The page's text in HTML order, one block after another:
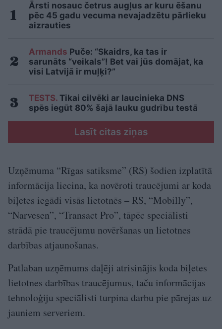
Ārsti nosauc četrus augļus ar kuru ēšanu
pēc 45 gadu vecuma nevajadzētu pārlieku
aizrauties
Armands Puče: “Skaidrs, ka tas ir
sarunāts “veikals”! Bet vai jūs domājat, ka
visi Latvijā ir muļķi?”
TESTS. Tikai cilvēki ar laucinieka DNS
spēs iegūt 80% šajā lauku gudrību testā
Lasīt citas ziņas
Uzņēmuma “Rīgas satiksme” (RS) šodien izplatītā
informācija liecina, ka novēroti traucējumi ar koda
biļetes iegādi visās lietotnēs – RS, “Mobilly”,
“Narvesen”, “Transact Pro”, tāpēc speciālisti
strādā pie traucējumu novēršanas un lietotnes
darbības atjaunošanas.
Patlaban uzņēmums daļēji atrisinājis koda biļetes
lietotnes darbības traucējumus, taču informācijas
tehnoloģiju speciālisti turpina darbu pie pārejas uz
jauniem serveriem.